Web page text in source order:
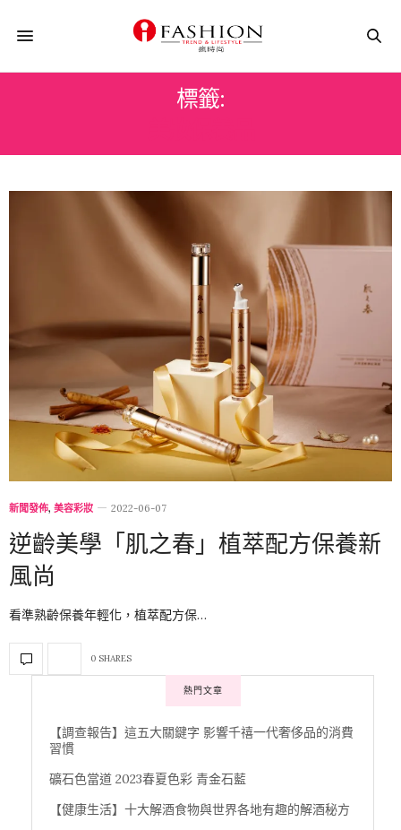
標籤:
新聞發佈, 美容彩妝 2022-06-07
逆齡美學「肌之春」植萃配方保養新
風尚
看準熟齡保養年輕化，植萃配方保…
0 SHARES
熱門文章
【調查報告】這五大關鍵字 影響千禧一代奢侈品的消費
習慣
礦石色當道 2023春夏色彩 青金石藍
【健康生活】十大解酒食物與世界各地有趣的解酒秘方